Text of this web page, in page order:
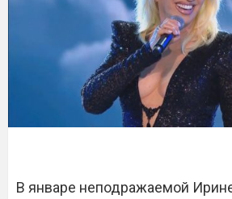
В январе неподражаемой